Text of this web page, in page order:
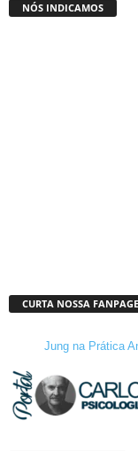
NÓS INDICAMOS
CURTA NOSSA FANPAGE
Jung na Prática